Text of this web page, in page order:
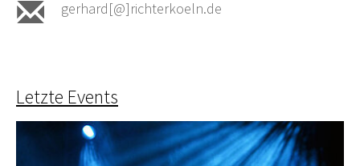
gerhard[@]richterkoeln.de
Letzte Events